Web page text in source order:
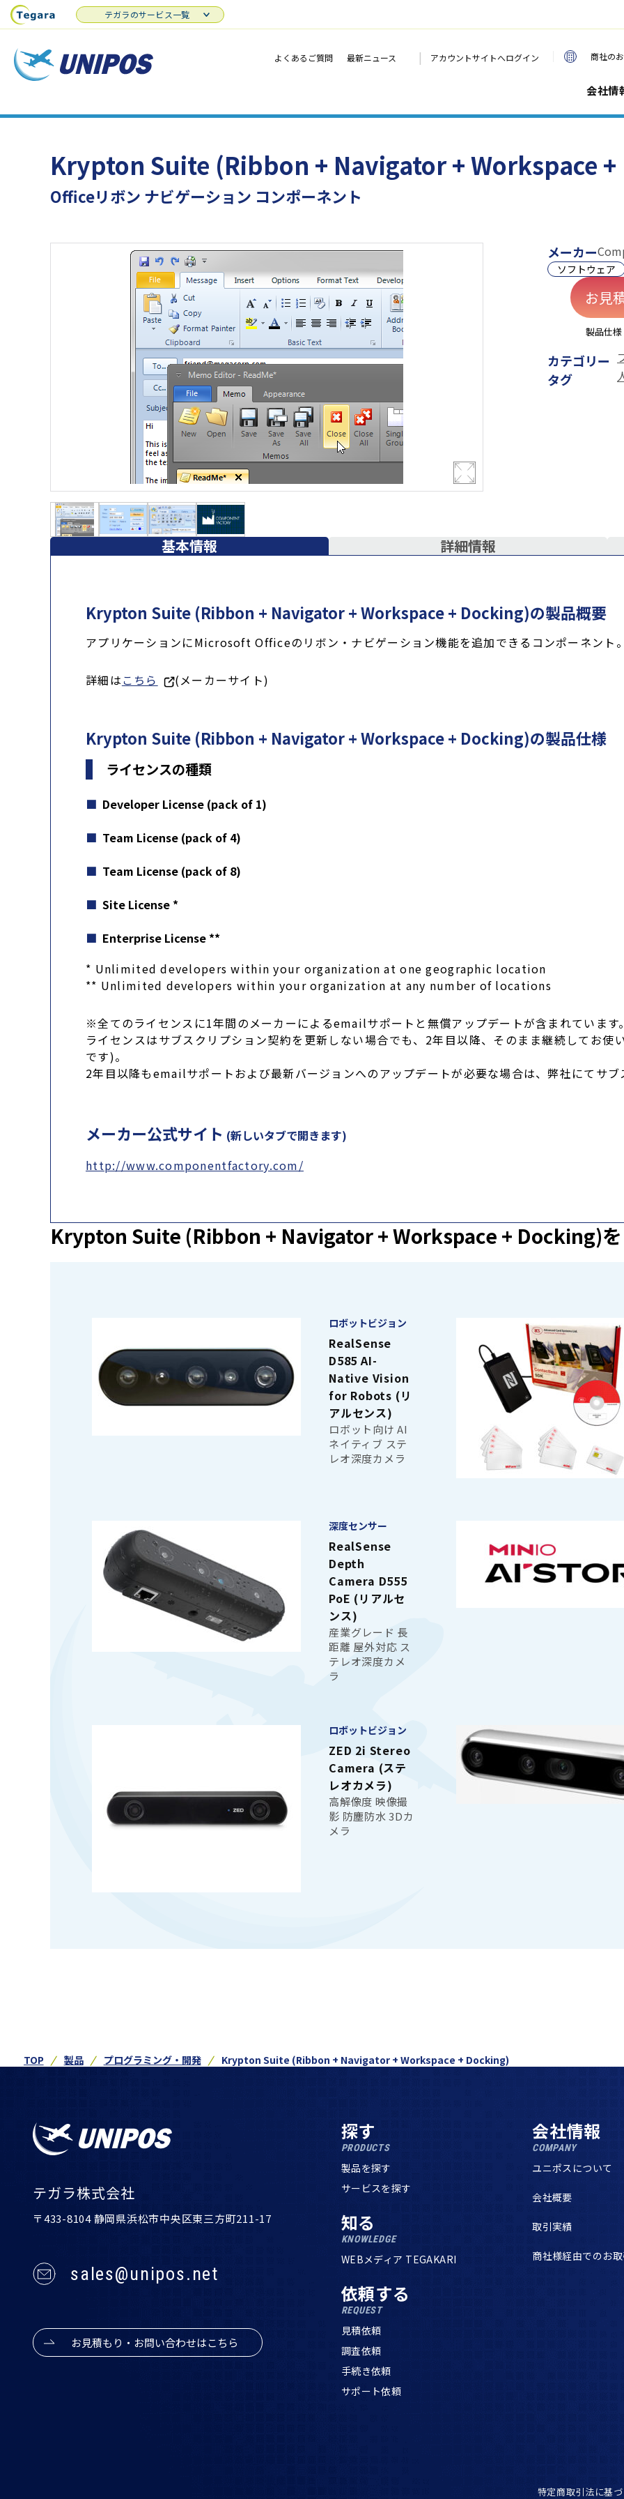
よくあるご質問 最新ニュース | アカウントサイトへログイン 商社の
会社情
テガラのサービス一覧
Krypton Suite (Ribbon + Navigator + Workspace
Officeリボン ナビゲーション コンポーネント
メーカー
ソフトウェア
お見
製品仕
カテゴリー
タグ
基本情報 詳細情報
Krypton Suite (Ribbon + Navigator + Workspace + Docking)の製品概要
アプリケーションにMicrosoft Officeのリボン・ナビゲーション機能を追加できるコンポーネント
詳細はこちら (メーカーサイト)
Krypton Suite (Ribbon + Navigator + Workspace + Docking)の製品仕様
ライセンスの種類
Developer License (pack of 1)
Team License (pack of 4)
Team License (pack of 8)
Site License *
Enterprise License **
* Unlimited developers within your organization at one geographic location
** Unlimited developers within your organization at any number of locations
※全てのライセンスに1年間のメーカーによるemailサポートと無償アップデートが含まれています
ライセンスはサブスクリプション契約を更新しない場合でも、2年目以降、そのまま継続してお
です)。
2年目以降もemailサポートおよび最新バージョンへのアップデートが必要な場合は、弊社にてサ
メーカー公式サイト (新しいタブで開きます)
http://www.componentfactory.com/
Krypton Suite (Ribbon + Navigator + Workspace + Docking)を
ロボットビジョン
RealSense
D585 AI-
Native Vision
for Robots (リ
アルセンス)
ロボット向け AI
ネイティブ ステ
レオ深度カメラ
深度センサー
RealSense
Depth
Camera D555
PoE (リアルセ
ンス)
産業グレード 長
距離 屋外対応 ス
テレオ深度カメ
ラ
ロボットビジョン
ZED 2i Stereo
Camera (ステ
レオカメラ)
高解像度 映像撮
影 防塵防水 3Dカ
メラ
TOP 製品 プログラミング・開発 Krypton Suite (Ribbon + Navigator + Workspace + Docking)
テガラ株式会社
〒433-8104 静岡県浜松市中央区東三方町211-17
sales@unipos.net
お見積もり・お問い合わせはこちら
探す
PRODUCTS
製品を探す
サービスを探す
知る
KNOWLEDGE
WEBメディア TEGAKARI
依頼する
REQUEST
見積依頼
調査依頼
手続き依頼
サポート依頼
会社情報
COMPANY
ユニポスについて
会社概要
取引実績
商社様経由でのお
特定商取引法に基